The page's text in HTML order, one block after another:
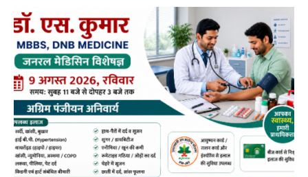
सरायपाली/ ओम हॉस्पिटल में 4 अगस्त को बाल रोग
विशेषज्ञ की ओपीडी, आयुष्मान से भी मिलेगा इलाज
सरायपाली हेमंत वैष्णव 9131614309 August 2, 2026
सरायपाली/ बिना दर्द और बिना ऑपरेशन होगी
लिवर की जांच, चिवराकुटा में फाइब्रो स्कैन कैंप
चिवराकुटा में 2 अगस्त को लगेगा अत्याधुनिक
फाइब्रो स्कैन...
हेल्थ प्लस हेमंत वैष्णव 9131614309 August 1, 2026
0